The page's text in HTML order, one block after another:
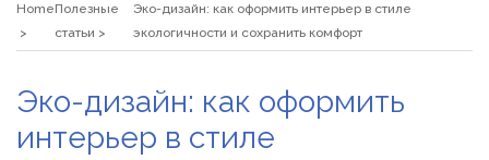
типові помилки, відмова та як її уникнути
варіант
Натуральна косметика Хіларі для захисту шкіри від
сонця
HomeПолезные
статьи
Эко-дизайн: как оформить интерьер в стиле
экологичности и сохранить комфорт
Эко-дизайн: как оформить
интерьер в стиле